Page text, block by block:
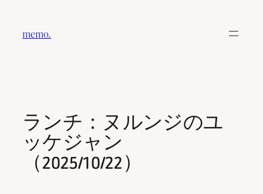
memo.
ランチ：ヌルンジのユ
ッケジャン
（2025/10/22）